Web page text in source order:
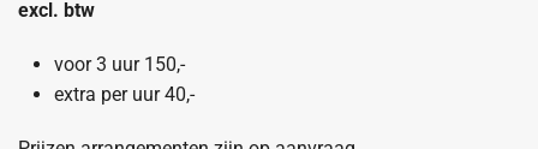
excl. btw
voor 3 uur 150,-
extra per uur 40,-